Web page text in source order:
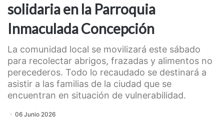
solidaria en la Parroquia
Inmaculada Concepción
La comunidad local se movilizará este sábado
para recolectar abrigos, frazadas y alimentos no
perecederos. Todo lo recaudado se destinará a
asistir a las familias de la ciudad que se
encuentran en situación de vulnerabilidad.
06 Junio 2026